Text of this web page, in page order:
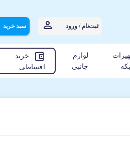
ثبت‌نام / ورود سبد خرید
لوازم
جانبی
خرید
اقساطی